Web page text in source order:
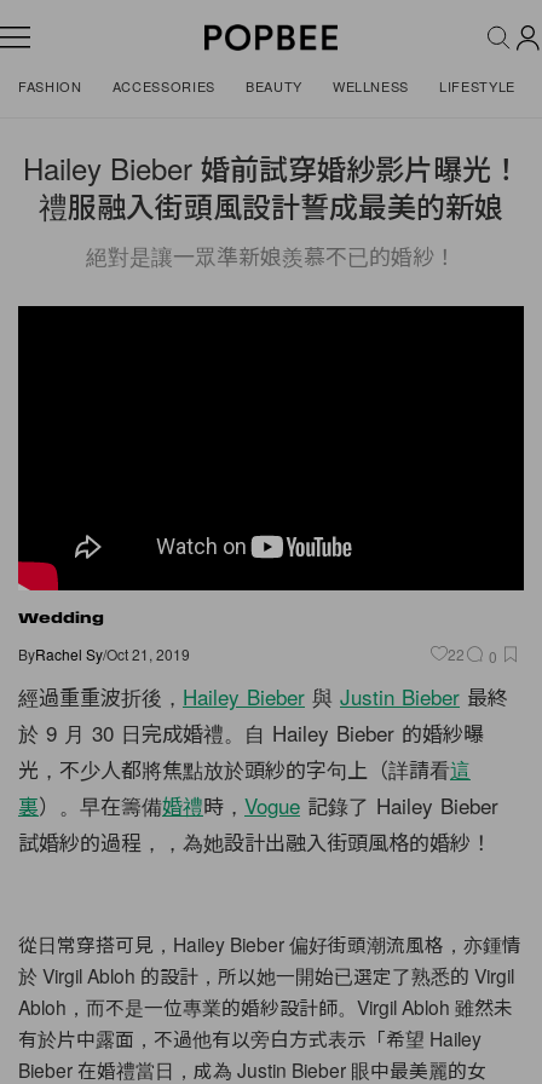
FASHION ACCESSORIES BEAUTY WELLNESS LIFESTYLE
Hailey Bieber 婚前試穿婚紗影片曝光！
禮服融入街頭風設計誓成最美的新娘
絕對是讓一眾準新娘羨慕不已的婚紗！
Wedding
ByRachel Sy/Oct 21, 2019 22 0
經過重重波折後， Hailey Bieber 與 Justin Bieber 最終
於 9 月 30 日完成婚禮。自 Hailey Bieber 的婚紗曝
光，不少人都將焦點放於頭紗的字句上（詳請看這
裏）。早在籌備婚禮時， Vogue 記錄了 Hailey Bieber
試婚紗的過程，，為她設計出融入街頭風格的婚紗！
從日常穿搭可見，Hailey Bieber 偏好街頭潮流風格，亦鍾情
於 Virgil Abloh 的設計，所以她一開始已選定了熟悉的 Virgil
Abloh，而不是一位專業的婚紗設計師。Virgil Abloh 雖然未
有於片中露面，不過他有以旁白方式表示「希望 Hailey
Bieber 在婚禮當日，成為 Justin Bieber 眼中最美麗的女